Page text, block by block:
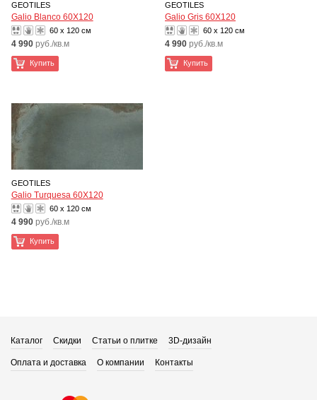
GEOTILES
Galio Blanco 60X120
60 x 120 см
4 990 руб./кв.м
Купить
GEOTILES
Galio Gris 60X120
60 x 120 см
4 990 руб./кв.м
Купить
GEOTILES
Galio Turquesa 60X120
60 x 120 см
4 990 руб./кв.м
Купить
Каталог Скидки Статьи о плитке 3D-дизайн
Оплата и доставка О компании Контакты